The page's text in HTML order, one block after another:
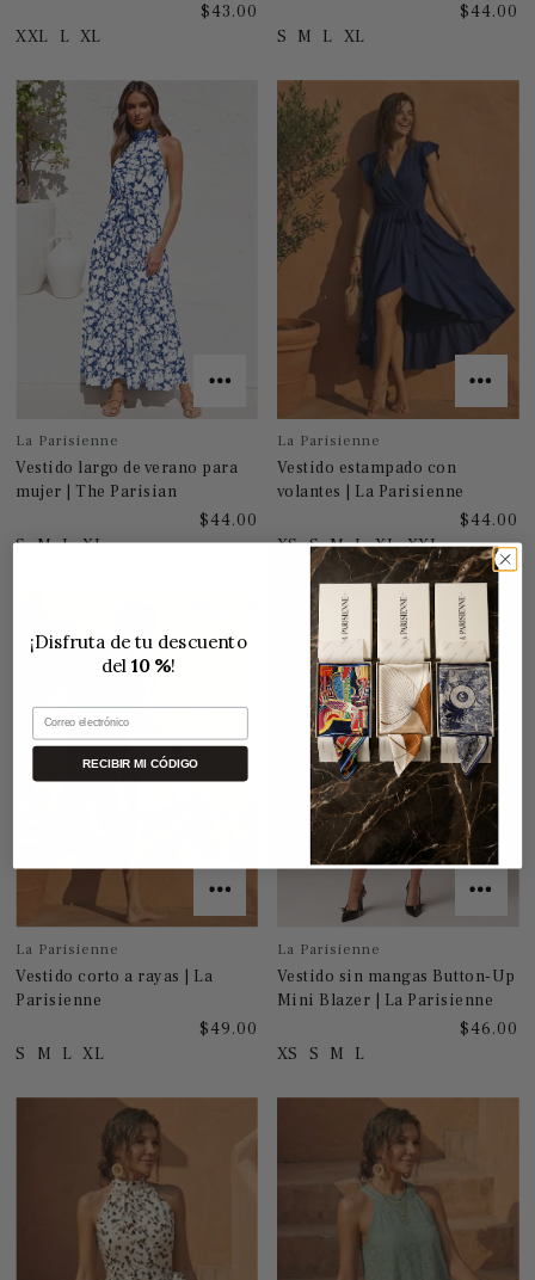
$43.00
XXL
L XL
$44.00
S
M L XL
La Parisienne
Vestido largo de verano para
mujer | The Parisian
$44.00
S M L XL
La Parisienne
Vestido estampado con
volantes | La Parisienne
$44.00
XS S M L XL XXL
La Parisienne
Vestido corto a rayas | La
Parisienne
$49.00
S
M L XL
La Parisienne
Vestido sin mangas Button-Up
Mini Blazer | La Parisienne
$46.00
XS
S M L
¡Disfruta de tu descuento
del10 %!
Correo electrónico
RECIBIR MI CÓDIGO